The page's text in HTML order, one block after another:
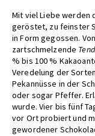
Mit viel Liebe werden
geröstet, zu feinster
in Form gegossen.
zartschmelzende
% bis 100 %
Veredelung der
Pekannüsse in der
oder sogar Pfeffer.
wurde. Vier bis fünf
vor Ort probiert und
gewordener